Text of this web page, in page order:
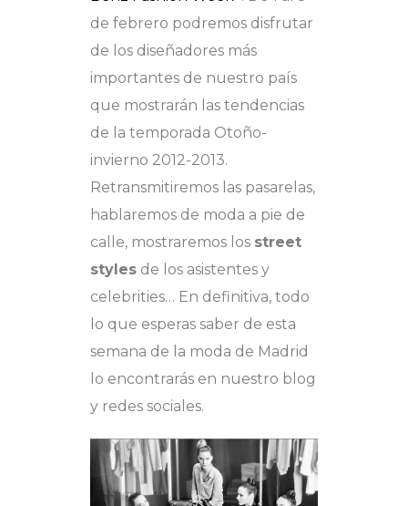
de febrero podremos disfrutar
de los diseñadores más
importantes de nuestro país
que mostrarán las tendencias
de la temporada Otoño-
invierno 2012-2013.
Retransmitiremos las pasarelas,
hablaremos de moda a pie de
calle, mostraremos los street
styles de los asistentes y
celebrities… En definitiva, todo
lo que esperas saber de esta
semana de la moda de Madrid
lo encontrarás en nuestro blog
y redes sociales.